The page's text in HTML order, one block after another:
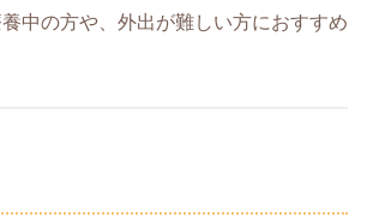
中の方や、外出が難しい方におすすめ